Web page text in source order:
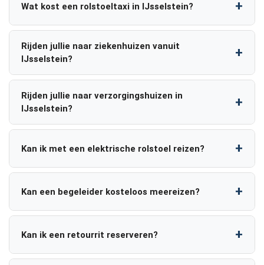
Wat kost een rolstoeltaxi in IJsselstein?
Rijden jullie naar ziekenhuizen vanuit
IJsselstein?
Rijden jullie naar verzorgingshuizen in
IJsselstein?
Kan ik met een elektrische rolstoel reizen?
Kan een begeleider kosteloos meereizen?
Kan ik een retourrit reserveren?